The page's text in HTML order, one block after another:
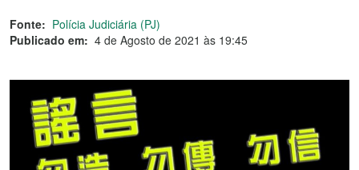
Fonte: Polícia Judiciária (PJ)
Publicado em: 4 de Agosto de 2021 às 19:45